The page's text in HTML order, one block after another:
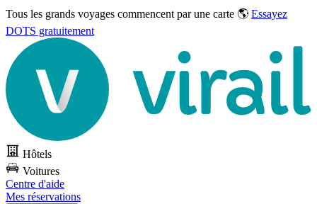
Tous les grands voyages commencent par une carte 🌎 Essayez
DOTS gratuitement
Hôtels
Voitures
Centre d'aide
Mes réservations